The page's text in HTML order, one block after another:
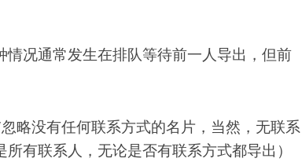
况通常发生在排队等待前一人导出，但前
略没有任何联系方式的名片，当然，无联系
有联系人，无论是否有联系方式都导出）